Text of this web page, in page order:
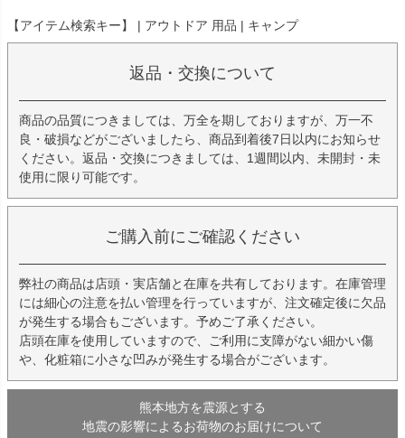
【アイテム検索キー】 | アウトドア 用品 | キャンプ
返品・交換について
商品の品質につきましては、万全を期しておりますが、万一不
良・破損などがございましたら、商品到着後7日以内にお知らせ
ください。返品・交換につきましては、1週間以内、未開封・未
使用に限り可能です。
ご購入前にご確認ください
弊社の商品は店頭・実店舗と在庫を共有しております。在庫管理
には細心の注意を払い管理を行っていますが、注文確定後に欠品
が発生する場合もございます。予めご了承ください。
店頭在庫を使用していますので、ご利用に支障がない細かい傷
や、化粧箱に小さな凹みが発生する場合がございます。
熊本地方を震源とする
地震の影響によるお荷物のお届けについて